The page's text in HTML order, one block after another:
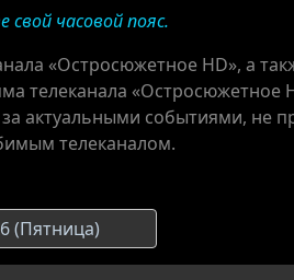
часовой пояс.
«Остросюжетное HD», а
телеканала «Остросюжетное
актуальными событиями, не
телеканалом.